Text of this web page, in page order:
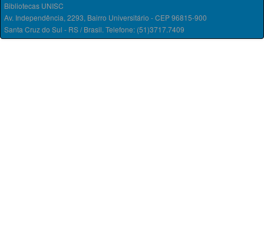
Bibliotecas UNISC
Av. Independência, 2293, Bairro Universitário - CEP 96815-900
Santa Cruz do Sul - RS / Brasil. Telefone: (51)3717.7409